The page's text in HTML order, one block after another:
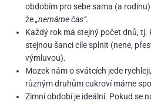
obdobím pro sebe sama (a
že„nemáme čas“.
Každý rok má stejný počet dnů, tj.
stejnou šanci cíle splnit (nene,
výmluvou).
Mozek nám o svátcích jede
různým druhům cukroví máme
Zimní období je ideální. Pokud se